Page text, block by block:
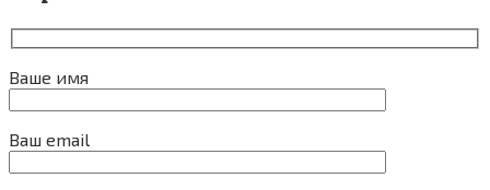
Ваше имя
Ваш email